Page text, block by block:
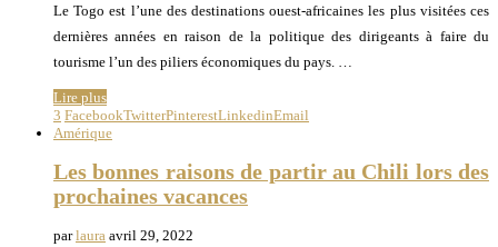
Le Togo est l’une des destinations ouest-africaines les plus visitées ces
dernières années en raison de la politique des dirigeants à faire du
tourisme l’un des piliers économiques du pays. …
Lire plus
3 FacebookTwitterPinterestLinkedinEmail
Amérique
Les bonnes raisons de partir au Chili lors des
prochaines vacances
parlaura avril 29, 2022